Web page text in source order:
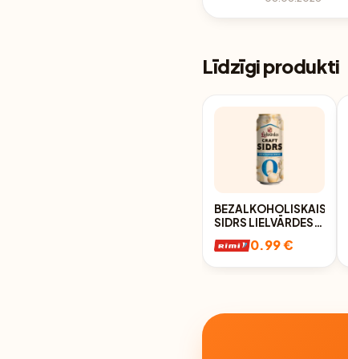
Līdzīgi produkti
BEZALKOHOLISKAIS
SIDRS LIELVĀRDES
0.99 €